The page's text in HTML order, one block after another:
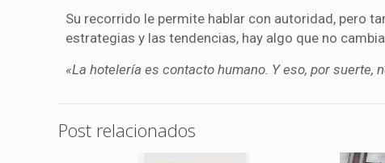
Su recorrido le permite hablar con autoridad, pero
estrategias y las tendencias, hay algo que no cambia.
«La hotelería es contacto humano. Y eso, por suerte,
Post relacionados